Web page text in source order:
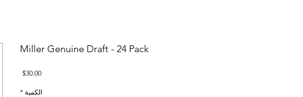
Miller Genuine Draft - 24 Pack
$30.00السعر
الكمية *